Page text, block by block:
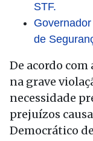
STF.
de
De acordo com
na grave
necessidade
prejuízos
Democrático